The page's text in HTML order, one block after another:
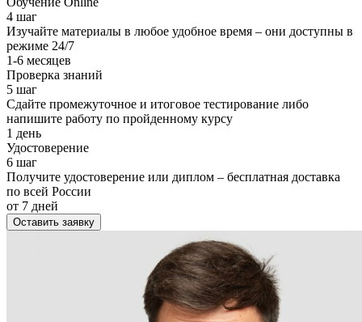
4 шаг
Изучайте материалы в любое удобное время – они доступны в
режиме 24/7
1-6 месяцев
Проверка знаний
5 шаг
Сдайте промежуточное и итоговое тестирование либо
напишите работу по пройденному курсу
1 день
Удостоверение
6 шаг
Получите удостоверение или диплом – бесплатная доставка
по всей России
от 7 дней
Оставить заявку